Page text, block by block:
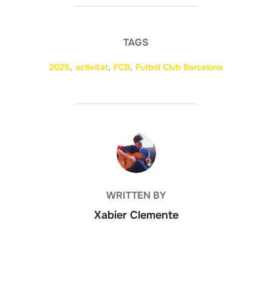
TAGS
2025, activitat, FCB, Futbol Club Barcelona
POST AUTHOR
WRITTEN BY
Xabier Clemente